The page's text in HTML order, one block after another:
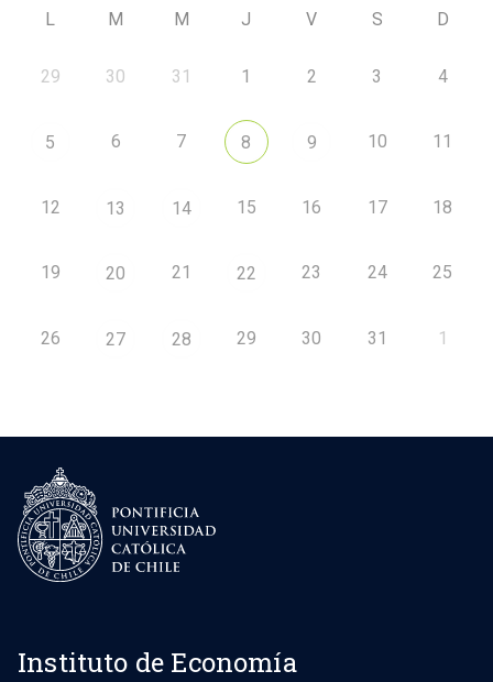
L M M J V S D
29 30 31 1 2 3 4
5 6 7 8 9 10 11
12 13 14 15 16 17 18
19 20 21 22 23 24 25
26 27 28 29 30 31 1
Instituto de Economía